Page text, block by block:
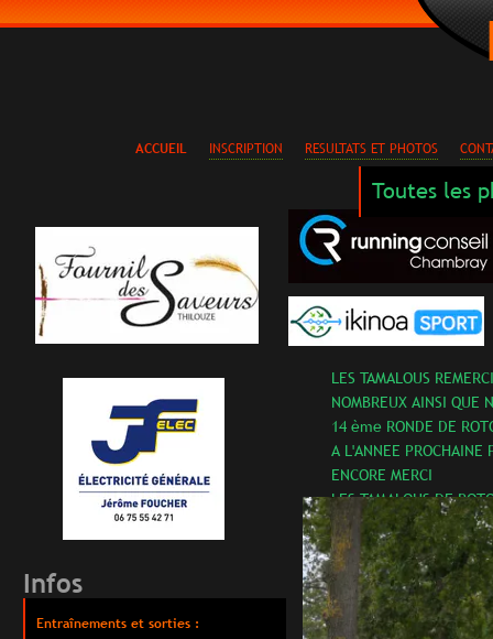
ACCUEIL INSCRIPTION RESULTATS ET PHOTOS
Toutes les
LES TAMALOUS
NOMBREUX AINSI QUE
14 ème RONDE DE
A L'ANNEE PROCHAINE
ENCORE MERCI
LES TAMALOUS DE
Infos
Entraînements et sorties :